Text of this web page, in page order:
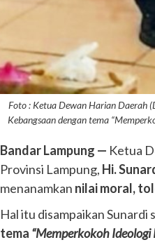
Foto : Ketua Dewan Harian Daerah
Kebangsaan dengan tema
Bandar Lampung — Ketua
Provinsi Lampung, Hi.
menanamkan nilai moral,
Hal itu disampaikan Sunardi
tema “Memperkokoh Ideologi